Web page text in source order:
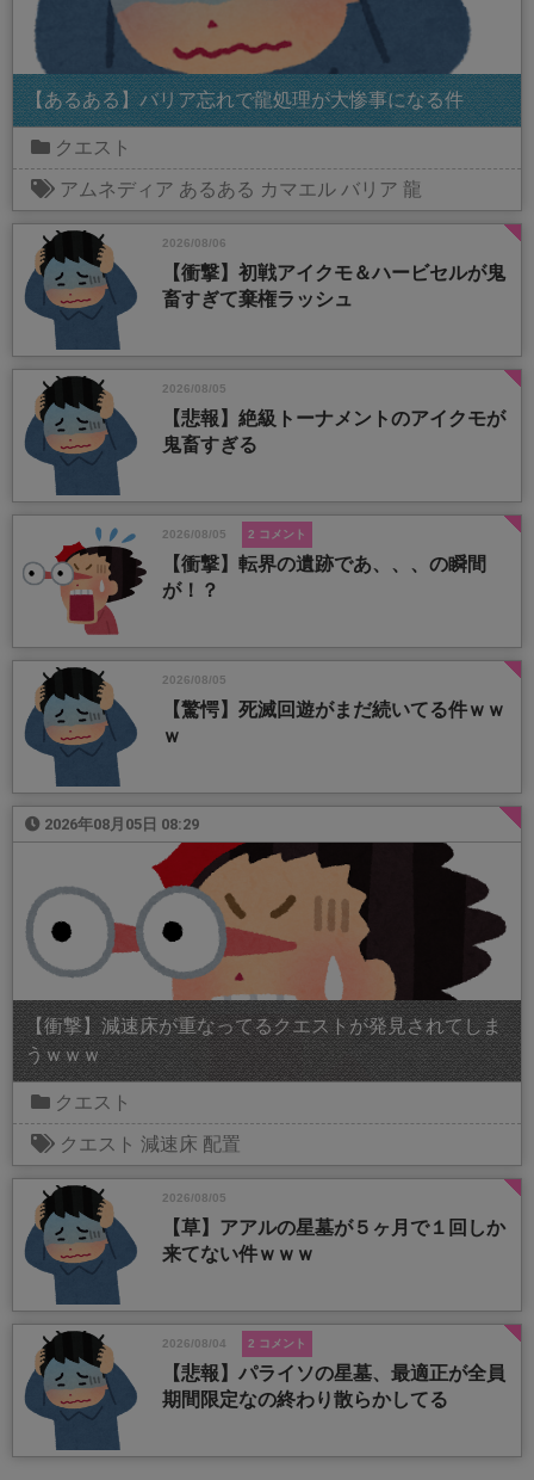
【あるある】バリア忘れで龍処理が大惨事になる件
クエスト
アムネディア あるある カマエル バリア 龍
2026/08/06
【衝撃】初戦アイクモ＆ハービセルが鬼
畜すぎて棄権ラッシュ
2026/08/05
【悲報】絶級トーナメントのアイクモが
鬼畜すぎる
2026/08/05 2 コメント
【衝撃】転界の遺跡であ、、、の瞬間
が！？
2026/08/05
【驚愕】死滅回遊がまだ続いてる件ｗｗ
ｗ
2026年08月05日 08:29
【衝撃】減速床が重なってるクエストが発見されてしま
うｗｗｗ
クエスト
クエスト 減速床 配置
2026/08/05
【草】アアルの星墓が５ヶ月で１回しか
来てない件ｗｗｗ
2026/08/04 2 コメント
【悲報】パライソの星墓、最適正が全員
期間限定なの終わり散らかしてる